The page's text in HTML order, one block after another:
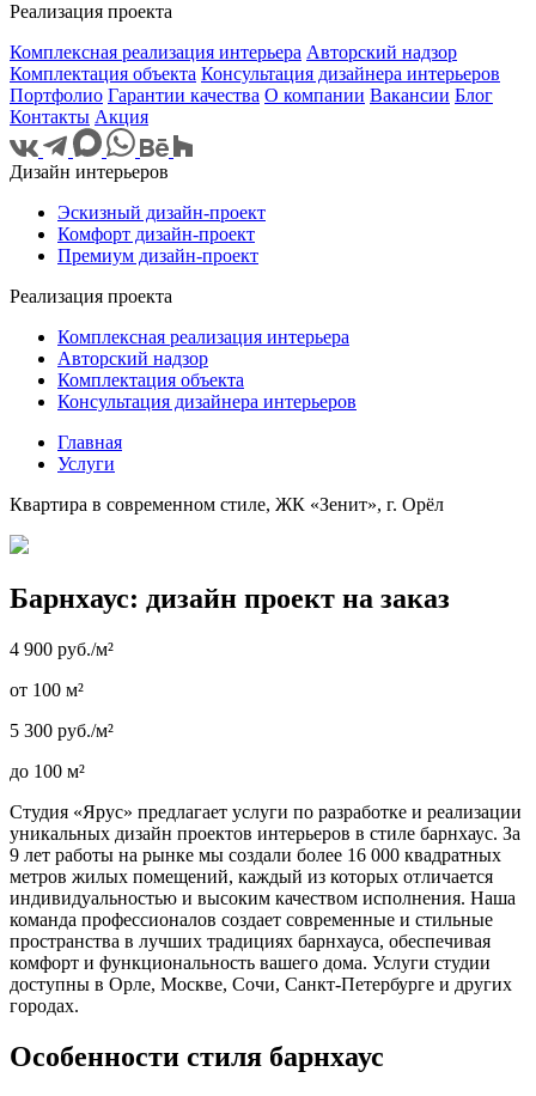
Реализация проекта
Комплексная реализация интерьера Авторский надзор
Комплектация объекта Консультация дизайнера интерьеров
Портфолио Гарантии качества О компании Вакансии Блог
Контакты Акция
Дизайн интерьеров
Эскизный дизайн-проект
Комфорт дизайн-проект
Премиум дизайн-проект
Реализация проекта
Комплексная реализация интерьера
Авторский надзор
Комплектация объекта
Консультация дизайнера интерьеров
Главная
Услуги
Квартира в современном стиле, ЖК «Зенит», г. Орёл
Барнхаус: дизайн проект на заказ
4 900 руб./м²
от 100 м²
5 300 руб./м²
до 100 м²
Студия «Ярус» предлагает услуги по разработке и реализации
уникальных дизайн проектов интерьеров в стиле барнхаус. За
9 лет работы на рынке мы создали более 16 000 квадратных
метров жилых помещений, каждый из которых отличается
индивидуальностью и высоким качеством исполнения. Наша
команда профессионалов создает современные и стильные
пространства в лучших традициях барнхауса, обеспечивая
комфорт и функциональность вашего дома. Услуги студии
доступны в Орле, Москве, Сочи, Санкт-Петербурге и других
городах.
Особенности стиля барнхаус